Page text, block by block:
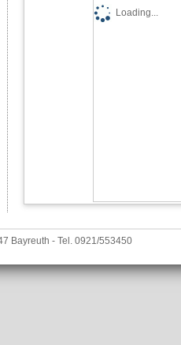
Loading...
Bayreuth - Tel. 0921/553450